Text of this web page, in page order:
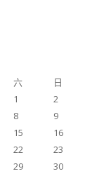
六
日
1
2
8
9
15
16
22
23
29
30